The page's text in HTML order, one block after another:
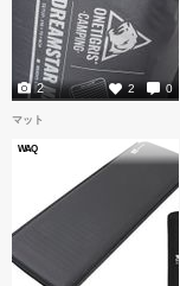
2 0
2
マット
WAQ